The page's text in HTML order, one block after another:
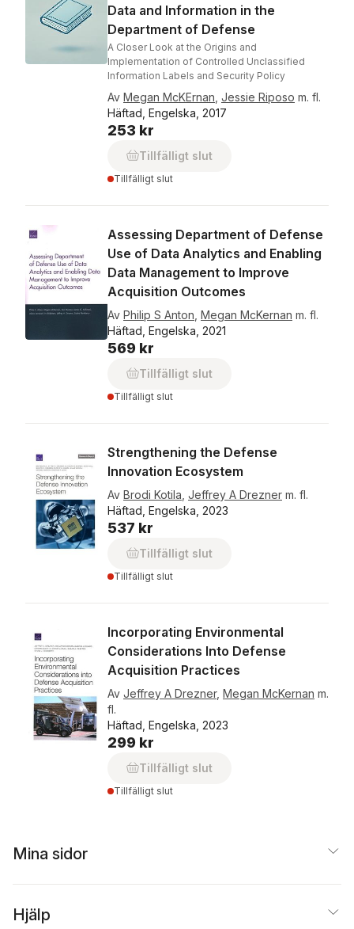
Data and Information in the
Department of Defense
A Closer Look at the Origins and
Implementation of Controlled Unclassified
Information Labels and Security Policy
Av Megan McKErnan Jessie Riposo m. fl.
Häftad, Engelska, 2017
253 kr
Tillfälligt slut
Tillfälligt slut
Assessing Department of Defense
Use of Data Analytics and Enabling
Data Management to Improve
Acquisition Outcomes
Av Philip S Anton Megan McKernan m. fl.
Häftad, Engelska, 2021
569 kr
Tillfälligt slut
Tillfälligt slut
Strengthening the Defense
Innovation Ecosystem
Av Brodi Kotila Jeffrey A Drezner m. fl.
Häftad, Engelska, 2023
537 kr
Tillfälligt slut
Tillfälligt slut
Incorporating Environmental
Considerations Into Defense
Acquisition Practices
Av Jeffrey A Drezner, Megan McKernan m.
fl.
Häftad, Engelska, 2023
299 kr
Tillfälligt slut
Tillfälligt slut
Mina sidor
Hjälp